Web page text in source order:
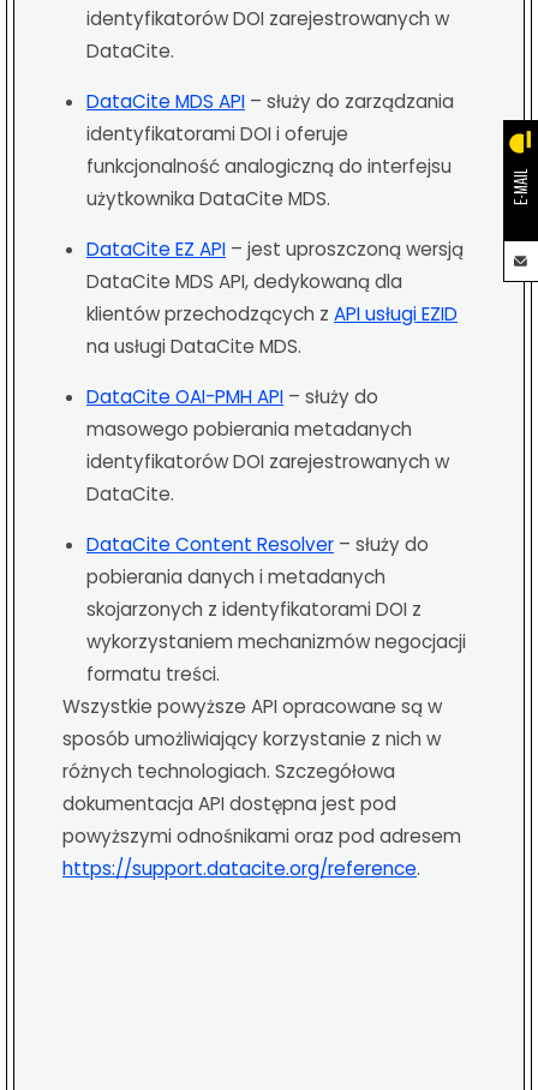
E-MAIL
identyfikatorów DOI zarejestrowanych w
DataCite.
DataCite MDS API – służy do zarządzania
identyfikatorami DOI i oferuje
funkcjonalność analogiczną do interfejsu
użytkownika DataCite MDS.
DataCite EZ API – jest uproszczoną wersją
DataCite MDS API, dedykowaną dla
klientów przechodzących z API usługi EZID
na usługi DataCite MDS.
DataCite OAI-PMH API – służy do
masowego pobierania metadanych
identyfikatorów DOI zarejestrowanych w
DataCite.
DataCite Content Resolver – służy do
pobierania danych i metadanych
skojarzonych z identyfikatorami DOI z
wykorzystaniem mechanizmów negocjacji
formatu treści.
Wszystkie powyższe API opracowane są w
sposób umożliwiający korzystanie z nich w
różnych technologiach. Szczegółowa
dokumentacja API dostępna jest pod
powyższymi odnośnikami oraz pod adresem
https://support.datacite.org/reference.